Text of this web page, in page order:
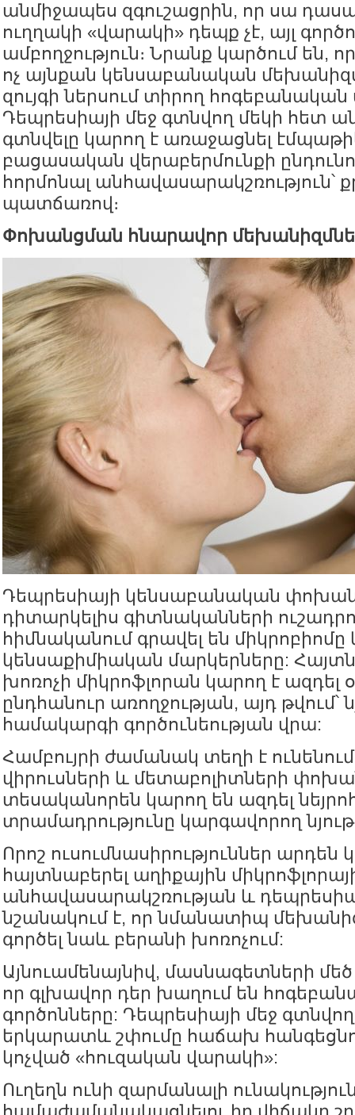
անմիջապես զգուշացրին, որ սա
ուղղակի «վարակի» դեպք չէ, այլ
ամբողջություն։ Նրանք կարծում են,
ոչ այնքան կենսաբանական
զույգի ներսում տիրող հոգեբանական
Դեպրեսիայի մեջ գտնվող մեկի հետ
գտնվելը կարող է առաջացնել
բացասական վերաբերմունքի
հորմոնալ անհավասարակշռություն՝
պատճառով։
Փոխանցման հնարավոր
Դեպրեսիայի կենսաբանական
դիտարկելիս գիտնականների
հիմնականում գրավել են միկրոբիոմը
կենսաքիմիական մարկերները:
խոռոչի միկրոֆլորան կարող է ազդել
ընդհանուր առողջության, այդ թվում՝
համակարգի գործունեության վրա:
Համբույրի ժամանակ տեղի է
վիրուսների և մետաբոլիտների
տեսականորեն կարող են ազդել
տրամադրությունը կարգավորող
Որոշ ուսումնասիրություններ արդեն
հայտնաբերել աղիքային
անհավասարակշռության և
նշանակում է, որ նմանատիպ
գործել նաև բերանի խոռոչում:
Այնուամենայնիվ, մասնագետների
որ գլխավոր դեր խաղում են
գործոնները: Դեպրեսիայի մեջ
երկարատև շփումը հաճախ
կոչված «հուզական վարակի»:
Ուղեղն ունի զարմանալի